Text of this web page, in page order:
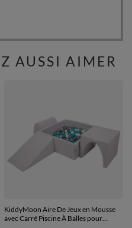
AUSSI AIMER
KiddyMoon Aire De Jeux en Mousse
avec Carré Piscine À Balles pour